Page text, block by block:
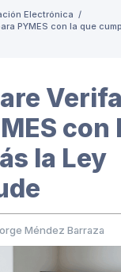
Electrónica /
PYMES con la que
con
la Ley
Méndez Barraza